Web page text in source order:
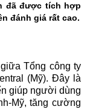
đã được tích hợp
đánh giá rất cao.
Tổng công ty
(Mỹ). Đây là
giúp người dùng
Mỹ, tăng cường